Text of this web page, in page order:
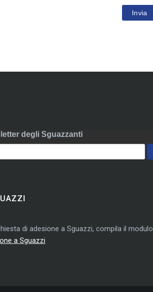
degli Sguazzanti
di adesione a Sguazzi, compila il modulo
a Sguazzi